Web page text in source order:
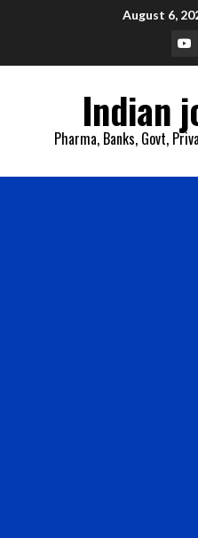
August 6,
Indian
Pharma, Banks, Govt,